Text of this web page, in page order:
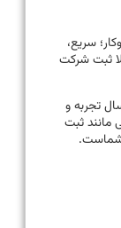
سریع،
ثبت شرکت
ثبتی و حقوقی آفریقا با بیش از 15 سال تجربه و
مانند ثبت
شماست.